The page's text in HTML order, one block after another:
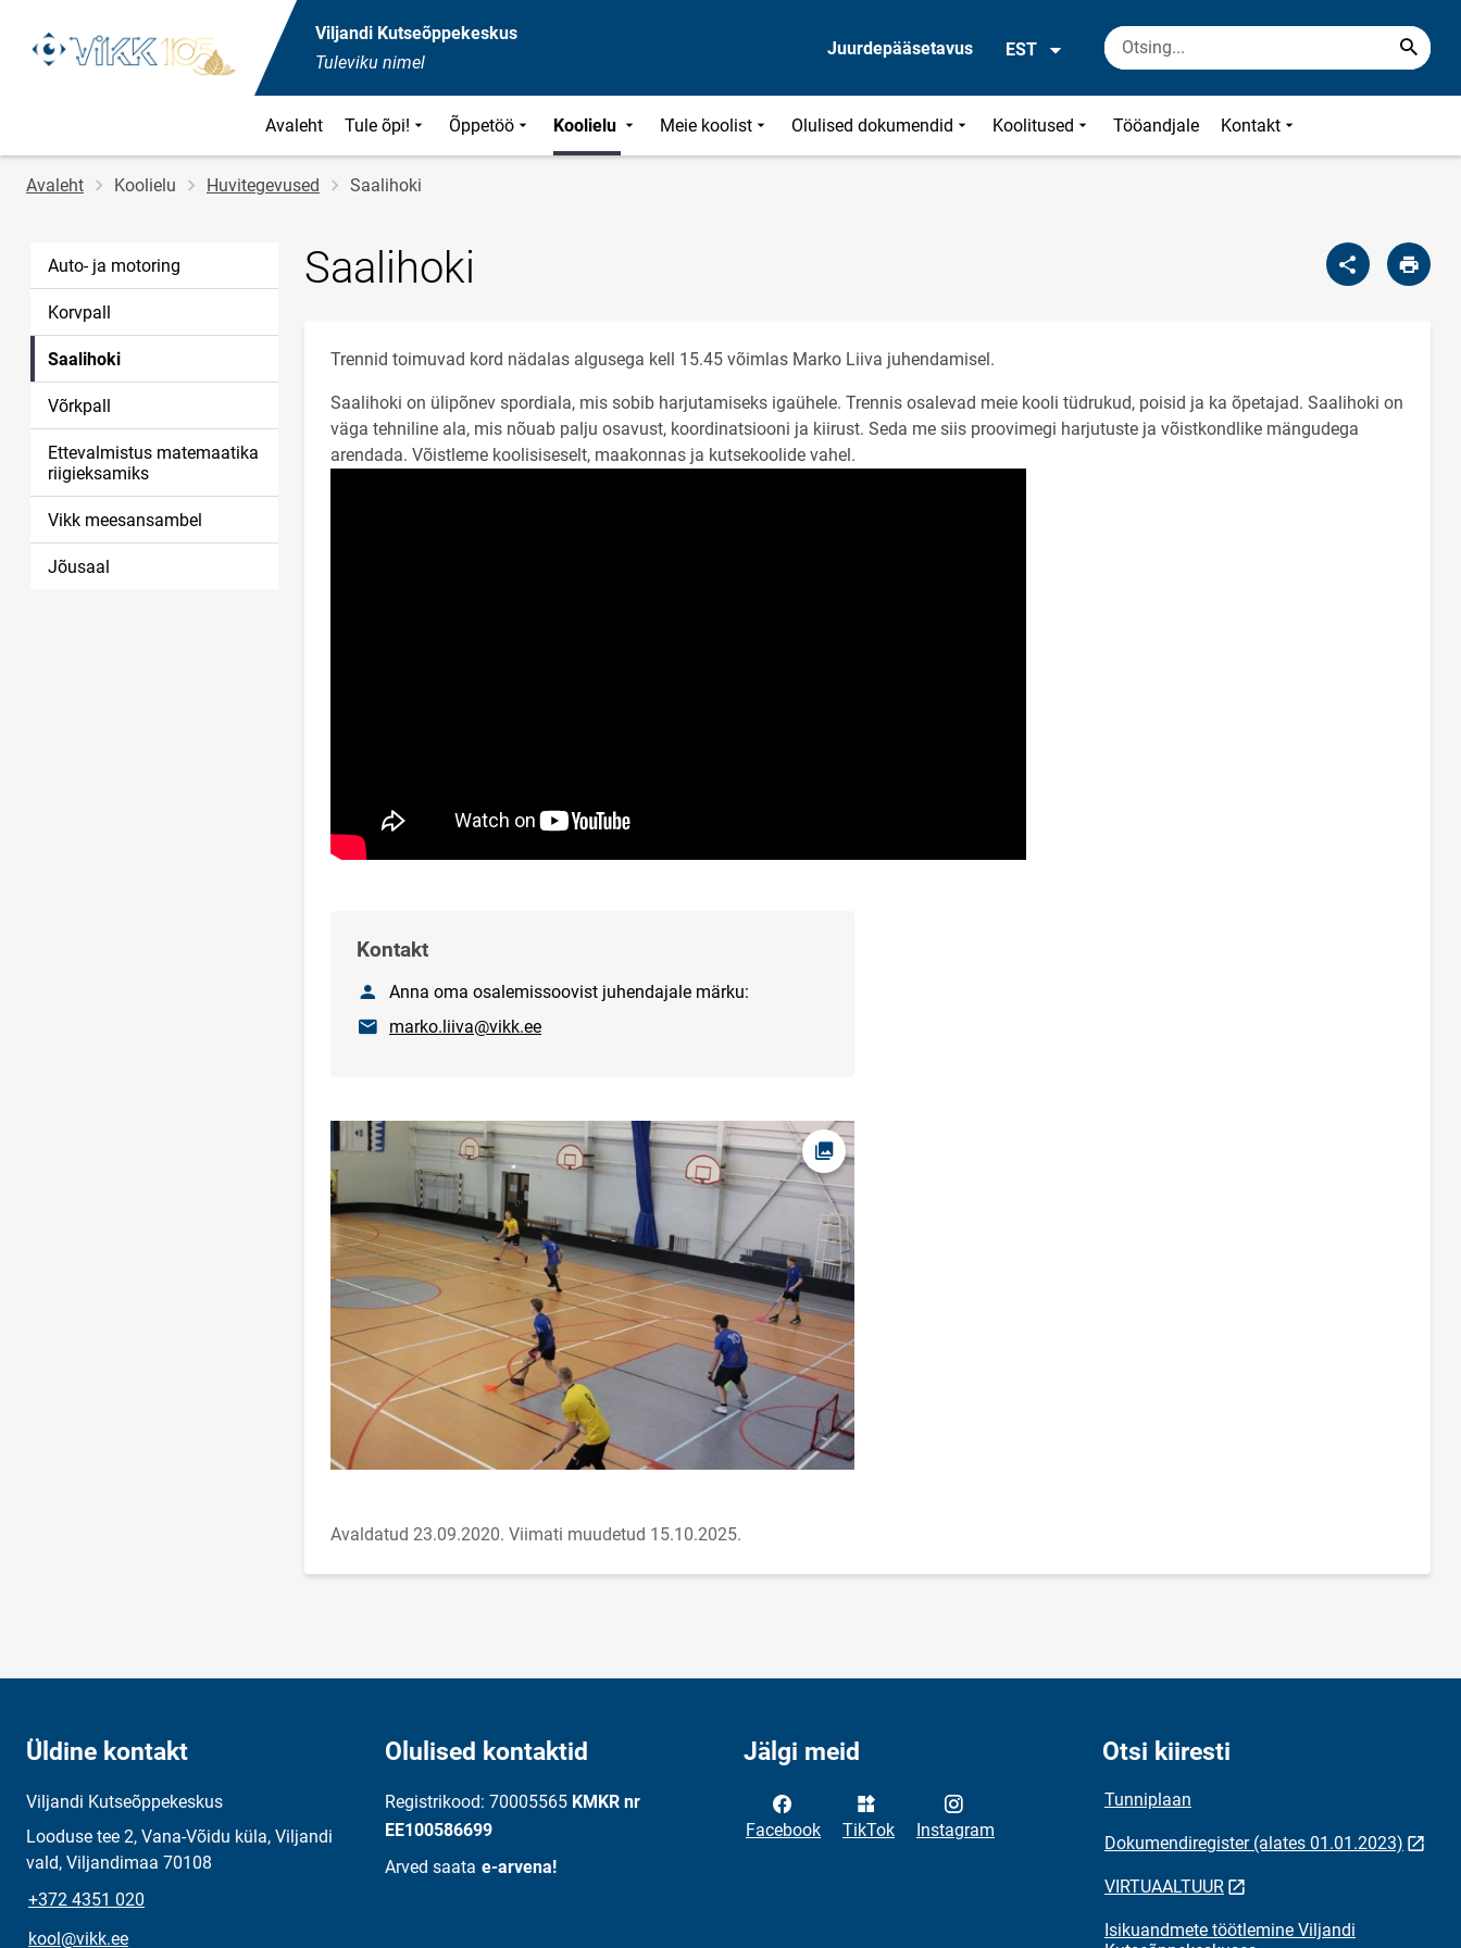
Viljandi Kutseõppekeskus
Tuleviku nimel
Juurdepääsetavus EST
Avaleht Tule õpi! Õppetöö Koolielu Meie koolist Olulised dokumendid Koolitused Tööandjale Kontakt
Jälglink
Avaleht Koolielu Huvitegevused Saalihoki
Auto- ja motoring
Korvpall
Saalihoki
Võrkpall
Ettevalmistus matemaatika
riigieksamiks
Vikk meesansambel
Jõusaal
Saalihoki
Trennid toimuvad kord nädalas algusega kell 15.45 võimlas Marko Liiva juhendamisel.
Saalihoki on ülipõnev spordiala, mis sobib harjutamiseks igaühele. Trennis osalevad meie kooli tüdrukud, poisid ja ka õpetajad. Saalihoki on
väga tehniline ala, mis nõuab palju osavust, koordinatsiooni ja kiirust. Seda me siis proovimegi harjutuste ja võistkondlike mängudega
arendada. Võistleme koolisiseselt, maakonnas ja kutsekoolide vahel.
Kontakt
NimiAnna oma osalemissoovist juhendajale märku:
E-postmarko.liiva@vikk.ee
Ava foto
Avaldatud 23.09.2020. Viimati muudetud 15.10.2025.
Üldine kontakt
Viljandi Kutseõppekeskus
Looduse tee 2, Vana-Võidu küla, Viljandi
vald, Viljandimaa 70108
+372 4351 020
kool@vikk.ee
Olulised kontaktid
Registrikood: 70005565 KMKR nr
EE100586699
Arved saata e-arvena!
Jälgi meid
Facebook TikTok Instagram
Otsi kiiresti
Tunniplaan
Dokumendiregister (alates 01.01.2023)
VIRTUAALTUUR
Isikuandmete töötlemine Viljandi